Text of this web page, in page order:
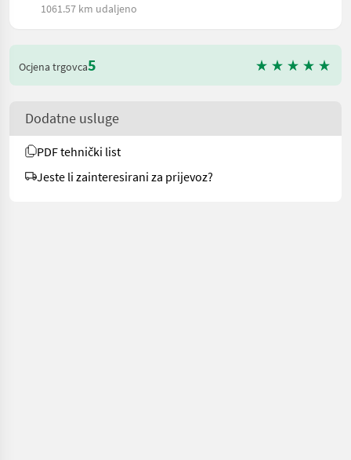
1061.57 km udaljeno
Ocjena trgovca5
Dodatne usluge
PDF tehnički list
Jeste li zainteresirani za prijevoz?